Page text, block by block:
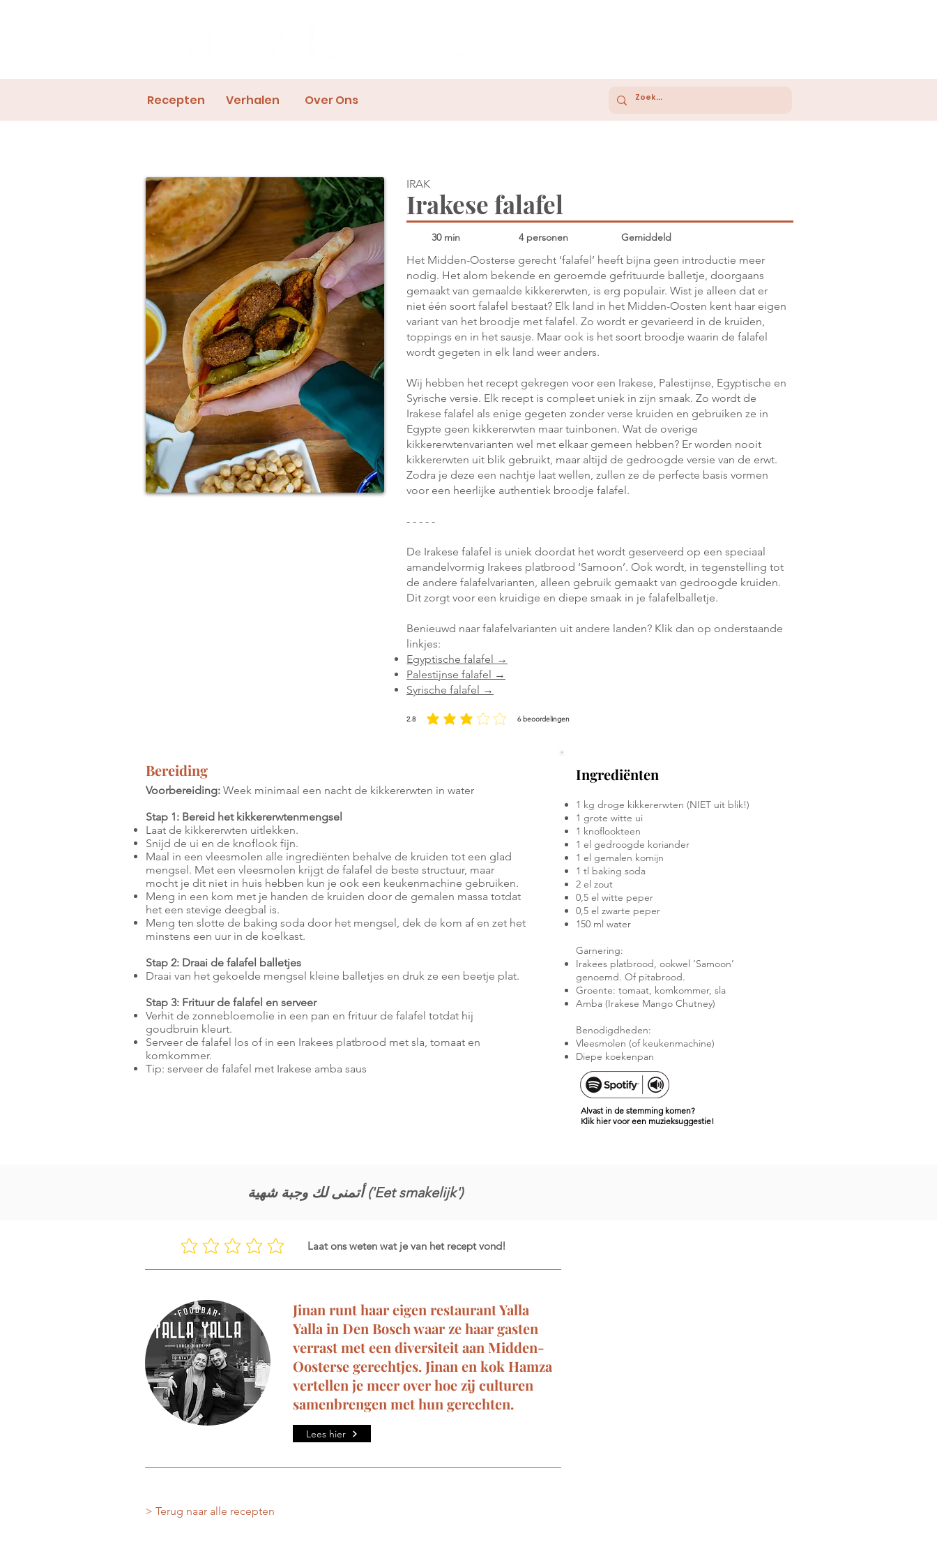
Recepten Verhalen Over Ons
IRAK
Irakese falafel
30 min 4 personen Gemiddeld
Het Midden-Oosterse gerecht ‘falafel’ heeft bijna geen introductie meer
nodig. Het alom bekende en geroemde gefrituurde balletje, doorgaans
gemaakt van gemaalde kikkererwten, is erg populair. Wist je alleen dat er
niet één soort falafel bestaat? Elk land in het Midden-Oosten kent haar eigen
variant van het broodje met falafel. Zo wordt er gevarieerd in de kruiden,
toppings en in het sausje. Maar ook is het soort broodje waarin de falafel
wordt gegeten in elk land weer anders.
Wij hebben het recept gekregen voor een Irakese, Palestijnse, Egyptische en
Syrische versie. Elk recept is compleet uniek in zijn smaak. Zo wordt de
Irakese falafel als enige gegeten zonder verse kruiden en gebruiken ze in
Egypte geen kikkererwten maar tuinbonen. Wat de overige
kikkererwtenvarianten wel met elkaar gemeen hebben? Er worden nooit
kikkererwten uit blik gebruikt, maar altijd de gedroogde versie van de erwt.
Zodra je deze een nachtje laat wellen, zullen ze de perfecte basis vormen
voor een heerlijke authentiek broodje falafel.
- - - - -
De Irakese falafel is uniek doordat het wordt geserveerd op een speciaal
amandelvormig Irakees platbrood ‘Samoon’. Ook wordt, in tegenstelling tot
de andere falafelvarianten, alleen gebruik gemaakt van gedroogde kruiden.
Dit zorgt voor een kruidige en diepe smaak in je falafelballetje.
Benieuwd naar falafelvarianten uit andere landen? Klik dan op onderstaande
linkjes:
Egyptische falafel →
Palestijnse falafel →
Syrische falafel →
2.8 6 beoordelingen
gemiddelde waardering 2.8 uit 5, gebaseerd op 6 stemmen, beoordelingen
Bereiding
Voorbereiding: Week minimaal een nacht de kikkererwten in water
Stap 1: Bereid het kikkererwtenmengsel
Laat de kikkererwten uitlekken.
Snijd de ui en de knoflook fijn.
Maal in een vleesmolen alle ingrediënten behalve de kruiden tot een glad
mengsel. Met een vleesmolen krijgt de falafel de beste structuur, maar
mocht je dit niet in huis hebben kun je ook een keukenmachine gebruiken.
Meng in een kom met je handen de kruiden door de gemalen massa totdat
het een stevige deegbal is.
Meng ten slotte de baking soda door het mengsel, dek de kom af en zet het
minstens een uur in de koelkast.
Stap 2: Draai de falafel balletjes
Draai van het gekoelde mengsel kleine balletjes en druk ze een beetje plat.
Stap 3: Frituur de falafel en serveer
Verhit de zonnebloemolie in een pan en frituur de falafel totdat hij
goudbruin kleurt.
Serveer de falafel los of in een Irakees platbrood met sla, tomaat en
komkommer.
Tip: serveer de falafel met Irakese amba saus
Ingrediënten
1 kg droge kikkererwten (NIET uit blik!)
1 grote witte ui
1 knoflookteen
1 el gedroogde koriander
1 el gemalen komijn
1 tl baking soda
2 el zout
0,5 el witte peper
0,5 el zwarte peper
150 ml water
Garnering:
Irakees platbrood, ookwel ‘Samoon’
genoemd. Of pitabrood.
Groente: tomaat, komkommer, sla
Amba (Irakese Mango Chutney)
Benodigdheden:
Vleesmolen (of keukenmachine)
Diepe koekenpan
Alvast in de stemming komen?
Klik hier voor een muzieksuggestie!
أتمنى لك وجبة شهية ('Eet smakelijk')
Laat ons weten wat je van het recept vond!
Jinan runt haar eigen restaurant Yalla
Yalla in Den Bosch waar ze haar gasten
verrast met een diversiteit aan Midden-
Oosterse gerechtjes. Jinan en kok Hamza
vertellen je meer over hoe zij culturen
samenbrengen met hun gerechten.
Lees hier
> Terug naar alle recepten